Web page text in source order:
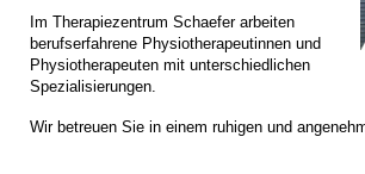
Im Therapiezentrum Schaefer arbeiten
berufserfahrene Physiotherapeutinnen und
Physiotherapeuten mit unterschiedlichen
Spezialisierungen.
Wir betreuen Sie in einem ruhigen und